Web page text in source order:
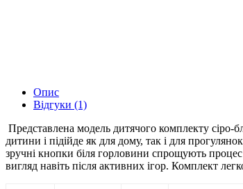
Опис
Відгуки (1)
Представлена модель дитячого комплекту
дитини і підійде як для дому, так і для
зручні кнопки біля горловини спрощують
вигляд навіть після активних ігор. Комплект